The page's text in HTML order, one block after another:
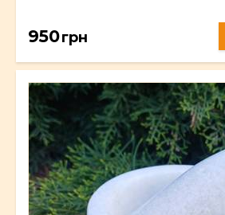
950грн